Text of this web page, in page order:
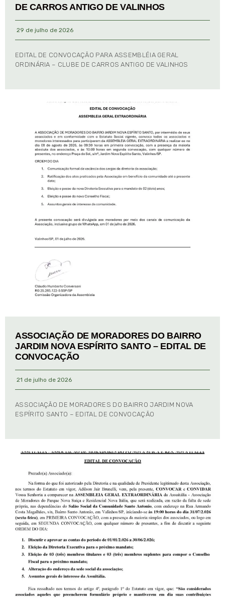
DE CARROS ANTIGO DE VALINHOS
29 de julho de 2026
EDITAL DE CONVOCAÇÃO PARA ASSEMBLÉIA GERAL
ORDINÁRIA – CLUBE DE CARROS ANTIGO DE VALINHOS
ASSOCIAÇÃO DE MORADORES DO BAIRRO
JARDIM NOVA ESPÍRITO SANTO – EDITAL DE
CONVOCAÇÃO
21 de julho de 2026
ASSOCIAÇÃO DE MORADORES DO BAIRRO JARDIM NOVA
ESPÍRITO SANTO – EDITAL DE CONVOCAÇÃO